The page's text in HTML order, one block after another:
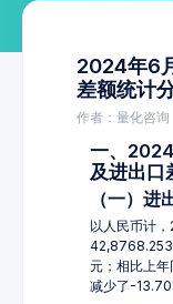
2024年6
差额统计
作者：量化咨询
一、
及进出口
（一）进
以人民币计
元；相比上
减少了-